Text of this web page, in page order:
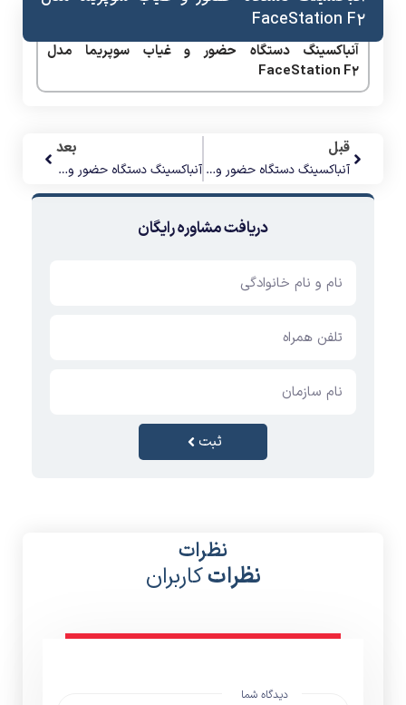
FaceStation F2
آنباکسینگ دستگاه حضور و غیاب سوپریما مدل
FaceStation F2
قبل
آنباکسینگ دستگاه حضور و غیاب سوپریما مدل BioStation A2
بعد
آنباکسینگ دستگاه حضور و غیاب تایمی مدل Face TM F850
دریافت مشاوره رایگان
ثبت
نظرات
نظراتکاربران
دیدگاه شما